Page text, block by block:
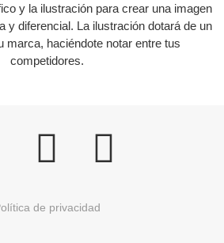
y la ilustración para crear una imagen
y diferencial. La ilustración dotará de un
marca, haciéndote notar entre tus
competidores.
de privacidad